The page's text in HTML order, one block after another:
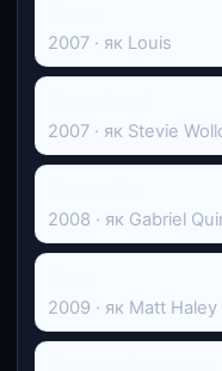
2007 · як Louis
2007 · як Stevie
2008 · як Gabriel
2009 · як Matt Haley